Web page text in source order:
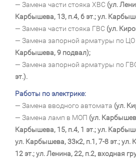
— Замена части стояка ХВС (ул.
Карбышева, 13, п.4, 6 эт.; ул.
— Замена части стояка ГВС (ул.
— Замена запорной арматуры по ЦО
Карбышева, 9 подвал);
— Замена запорной арматуры по
эт.).
Работы по электрике:
— Замена вводного автомата (ул.
— Замена ламп в МОП (ул.
Карбышева, 15, п.4, 1 эт.; ул.
ул. Карбышева, 33к2, п.1, 7-8 эт.;
12 эт.; ул. Ленина, 22, п.2, входная